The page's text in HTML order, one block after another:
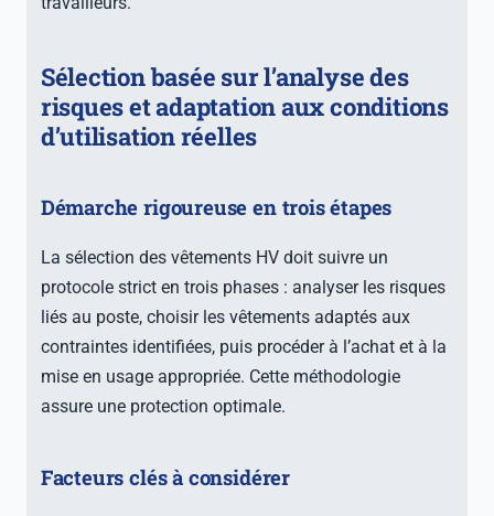
Sélection basée sur l’analyse des
risques et adaptation aux conditions
d’utilisation réelles
Démarche rigoureuse en trois étapes
La sélection des vêtements HV doit suivre un
protocole strict en trois phases : analyser les risques
liés au poste, choisir les vêtements adaptés aux
contraintes identifiées, puis procéder à l’achat et à la
mise en usage appropriée. Cette méthodologie
assure une protection optimale.
Facteurs clés à considérer